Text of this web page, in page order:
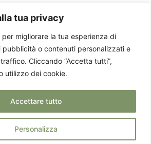
tua privacy
migliorare la tua esperienza di
o contenuti personalizzati e
Cliccando “Accetta tutti”,
utilizzo dei cookie.
Personalizza
Accettare tutto